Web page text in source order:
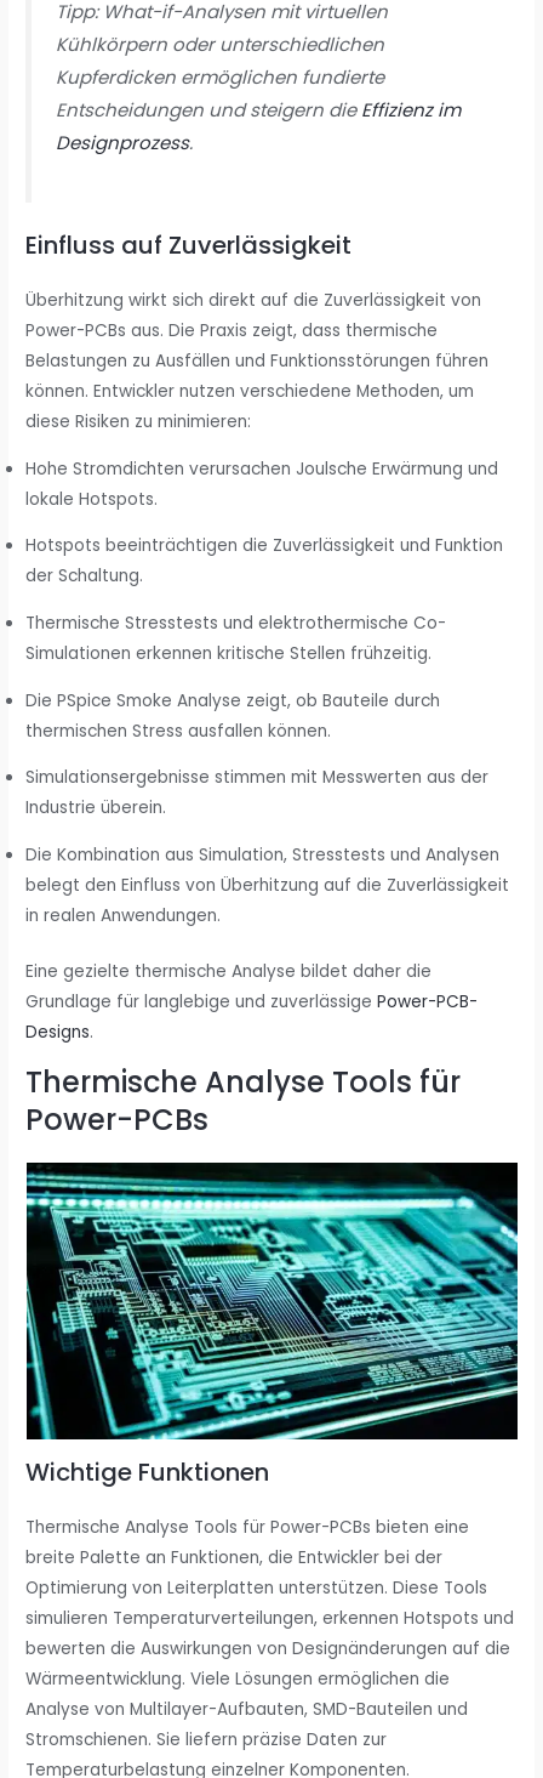
Tipp: What-if-Analysen mit virtuellen
Kühlkörpern oder unterschiedlichen
Kupferdicken ermöglichen fundierte
Entscheidungen und steigern dieEffizienz im
Designprozess.
Einfluss auf Zuverlässigkeit
Überhitzung wirkt sich direkt auf die Zuverlässigkeit von
Power-PCBs aus. Die Praxis zeigt, dass thermische
Belastungen zu Ausfällen und Funktionsstörungen führen
können. Entwickler nutzen verschiedene Methoden, um
diese Risiken zu minimieren:
Hohe Stromdichten verursachen Joulsche Erwärmung und
lokale Hotspots.
Hotspots beeinträchtigen die Zuverlässigkeit und Funktion
der Schaltung.
Thermische Stresstests und elektrothermische Co-
Simulationen erkennen kritische Stellen frühzeitig.
Die PSpice Smoke Analyse zeigt, ob Bauteile durch
thermischen Stress ausfallen können.
Simulationsergebnisse stimmen mit Messwerten aus der
Industrie überein.
Die Kombination aus Simulation, Stresstests und Analysen
belegt den Einfluss von Überhitzung auf die Zuverlässigkeit
in realen Anwendungen.
Eine gezielte thermische Analyse bildet daher die
Grundlage für langlebige und zuverlässigePower-PCB-
Designs.
Thermische Analyse Tools für
Power-PCBs
Wichtige Funktionen
Thermische Analyse Tools für Power-PCBs bieten eine
breite Palette an Funktionen, die Entwickler bei der
Optimierung von Leiterplatten unterstützen. Diese Tools
simulieren Temperaturverteilungen, erkennen Hotspots und
bewerten die Auswirkungen von Designänderungen auf die
Wärmeentwicklung. Viele Lösungen ermöglichen die
Analyse von Multilayer-Aufbauten, SMD-Bauteilen und
Stromschienen. Sie liefern präzise Daten zur
Temperaturbelastung einzelner Komponenten.